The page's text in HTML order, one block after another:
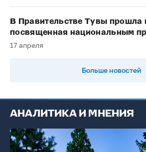
В Правительстве Тувы прошла
посвященная национальным
17 апреля
Больше новостей
АНАЛИТИКА И МНЕНИЯ